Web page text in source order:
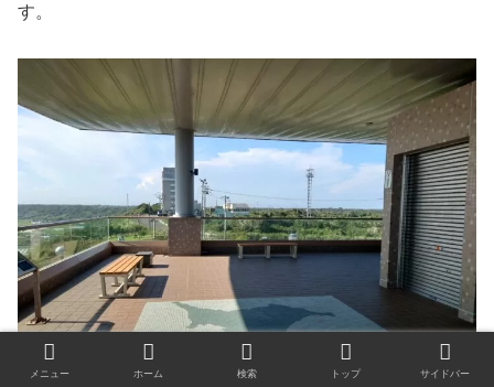
す。
メニュー ホーム 検索 トップ サイドバー